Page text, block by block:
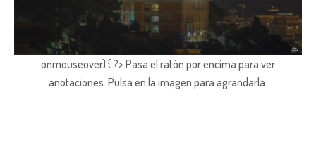
onmouseover) { ?> Pasa el ratón por encima para ver
anotaciones. Pulsa en la imagen para agrandarla.